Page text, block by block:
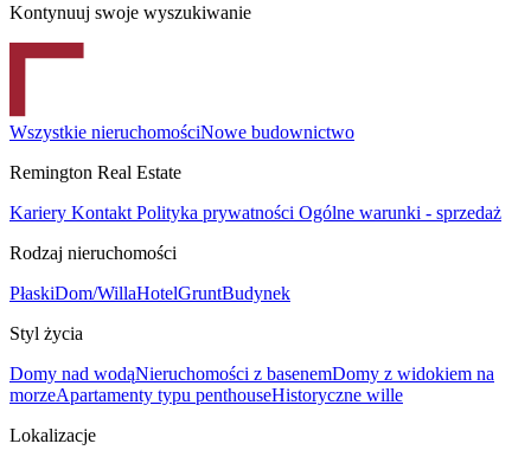
Kontynuuj swoje wyszukiwanie
Wszystkie nieruchomościNowe budownictwo
Remington Real Estate
Kariery Kontakt Polityka prywatności Ogólne warunki - sprzedaż
Rodzaj nieruchomości
PłaskiDom/WillaHotelGruntBudynek
Styl życia
Domy nad wodąNieruchomości z basenemDomy z widokiem na
morzeApartamenty typu penthouseHistoryczne wille
Lokalizacje